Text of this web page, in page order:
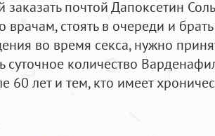
заказать почтой Дапоксетин
врачам, стоять в очереди и
во время секса, нужно
суточное количество
60 лет и тем, кто имеет